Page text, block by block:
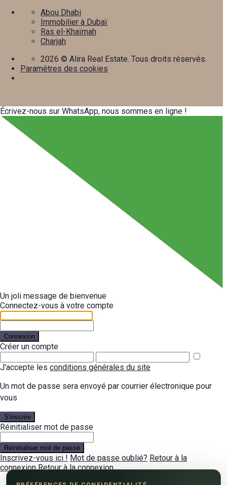
Abou Dhabi
Immobilier à Dubaï
Ras el-Khaïmah
Charjah
2026 © Alira Real Estate. Tous droits réservés.
Paramètres des cookies
Écrivez-nous sur WhatsApp, nous sommes en ligne !
Un joli message de bienvenue
Connectez-vous à votre compte
Connexion
Créer un compte
J'accepte les conditions générales du site
Un mot de passe sera envoyé par courrier électronique pour
vous
S'inscrire
Réinitialiser mot de passe
Réinitialiser mot de passe
Inscrivez-vous ici ! Mot de passe oublié? Retour à la
connexion Retour à la connexion